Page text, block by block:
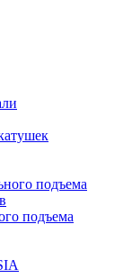
подъема
подъема